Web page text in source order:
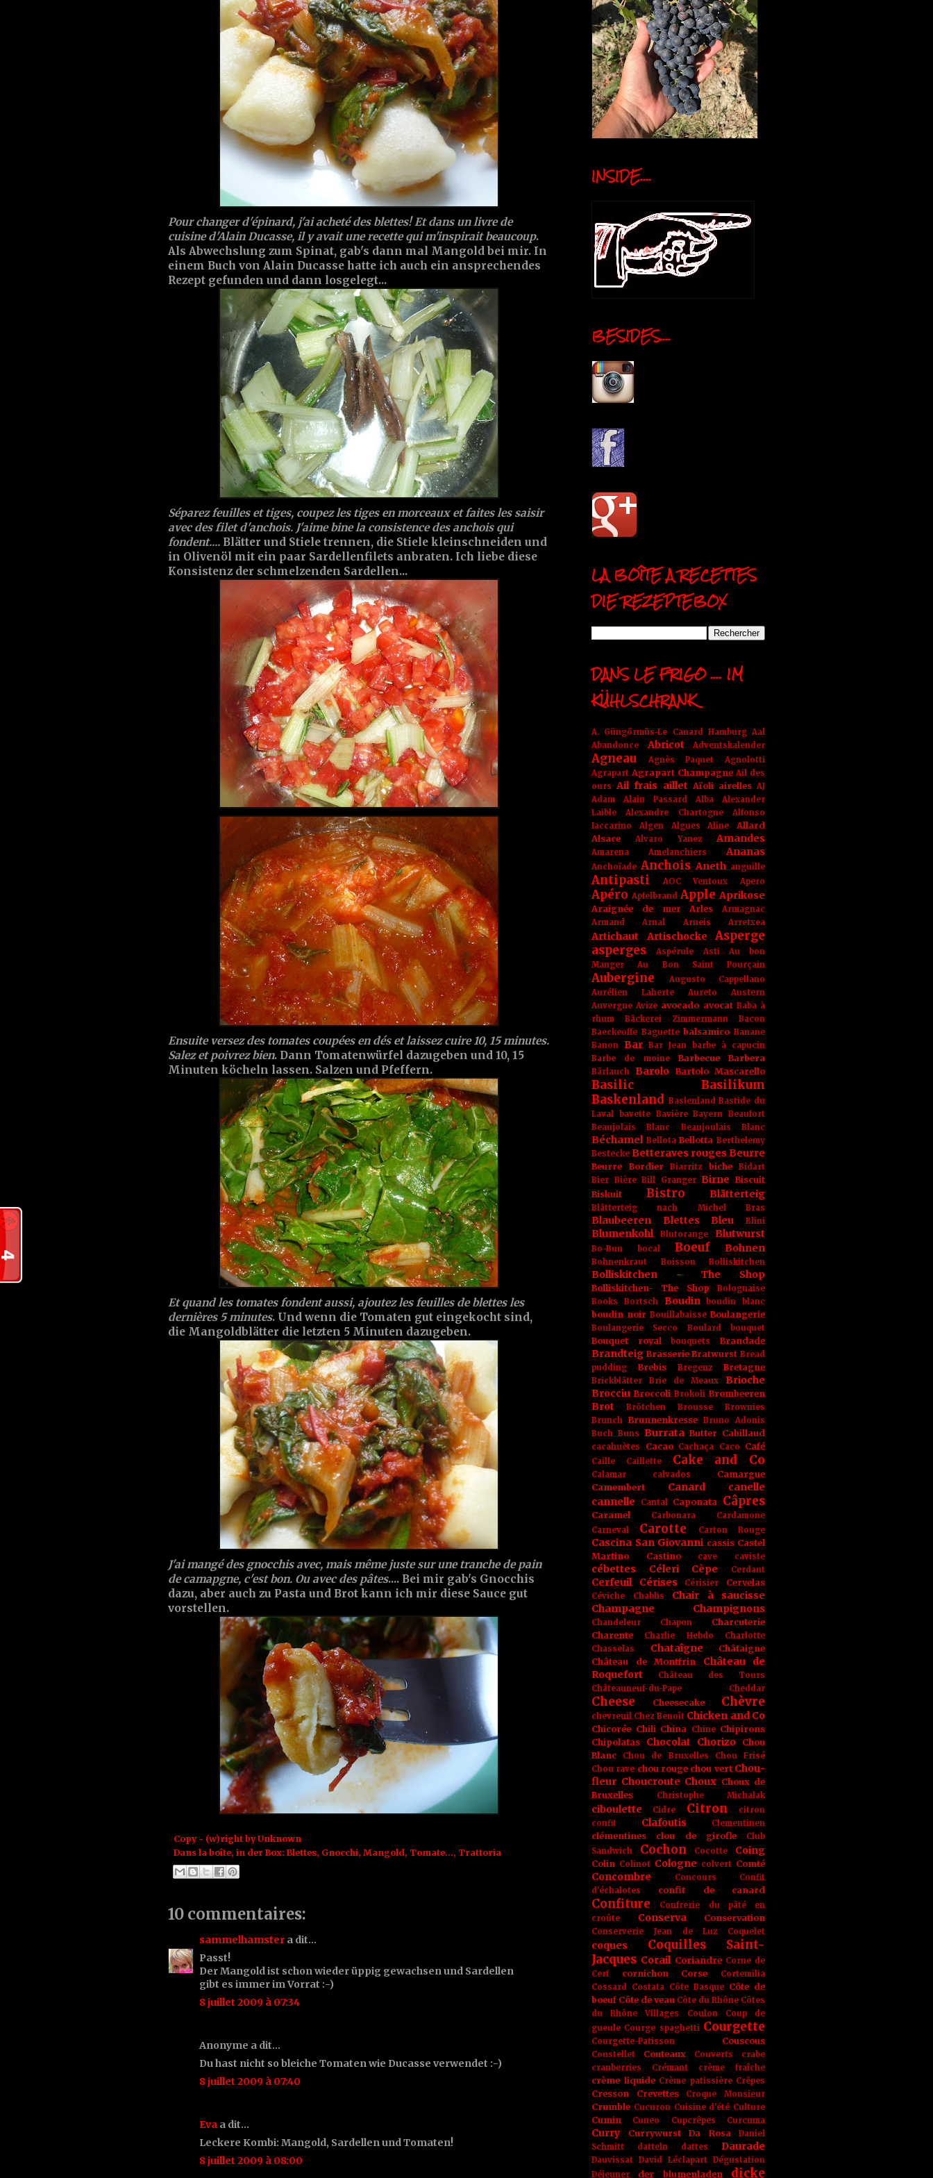
Pour changer d'épinard, j'ai acheté des blettes! Et dans un livre de
cuisine d'Alain Ducasse, il y avait une recette qui m'inspirait beaucoup.
Als Abwechslung zum Spinat, gab's dann mal Mangold bei mir. In
einem Buch von Alain Ducasse hatte ich auch ein ansprechendes
Rezept gefunden und dann losgelegt...
Séparez feuilles et tiges, coupez les tiges en morceaux et faites les saisir
avec des filet d'anchois. J'aime bine la consistence des anchois qui
fondent.... Blätter und Stiele trennen, die Stiele kleinschneiden und
in Olivenöl mit ein paar Sardellenfilets anbraten. Ich liebe diese
Konsistenz der schmelzenden Sardellen...
Ensuite versez des tomates coupées en dés et laissez cuire 10, 15 minutes.
Salez et poivrez bien. Dann Tomatenwürfel dazugeben und 10, 15
Minuten köcheln lassen. Salzen und Pfeffern.
Et quand les tomates fondent aussi, ajoutez les feuilles de blettes les
dernières 5 minutes. Und wenn die Tomaten gut eingekocht sind,
die Mangoldblätter die letzten 5 Minuten dazugeben.
J'ai mangé des gnocchis avec, mais même juste sur une tranche de pain
de camapgne, c'est bon. Ou avec des pâtes.... Bei mir gab's Gnocchis
dazu, aber auch zu Pasta und Brot kann ich mir diese Sauce gut
vorstellen.
Copy - (w)right byUnknown
Dans la boîte, in der Box: Blettes, Gnocchi, Mangold, Tomate..., Trattoria
10 commentaires:
sammelhamster a dit…
Passt!
Der Mangold ist schon wieder üppig gewachsen und Sardellen
gibt es immer im Vorrat :-)
8 juillet 2009 à 07:34
Anonyme a dit…
Du hast nicht so bleiche Tomaten wie Ducasse verwendet :-)
8 juillet 2009 à 07:40
Eva a dit…
Leckere Kombi: Mangold, Sardellen und Tomaten!
8 juillet 2009 à 08:00
INSIDE....
BESIDES....
LA BOÎTE A RECETTES
DIE REZEPTEBOX
DANS LE FRIGO .... IM
KÜHLSCHRANK
A. Güngörmüs-Le Canard Hamburg Aal
Abandonce
Abricot Adventskalender
Agneau Agnès Paquet
Agnolotti
Agrapart Agrapart Champagne Ail des
ours Ail frais aillet Aïoli airelles AJ
Adam
Alain Passard Alba
Alexander
Laible
Alexandre Chartogne
Alfonso
Iaccarino
Algen Algues Aline
Allard
Alsace
Alvaro Yanez Amandes
Amarena Amelanchiers Ananas
Anchoïade Anchois Aneth anguille
Antipasti AOC Ventoux Apero
Apéro Apfelbrand Apple Aprikose
Araignée de mer Arles
Armagnac
Armand Arnal
Arneis Arretxea
Artichaut Artischocke
Asperge
asperges
Aspérule Asti
Au bon
Manger
Au Bon Saint Pourçain
Aubergine
Augusto Cappellano
Aurélien Laherte
Aureto
Austern
Auvergne Avize avocado avocat Baba à
rhum
Bäckerei Zimmermann
Bacon
Baeckeoffe Baguette balsamico Banane
Banon Bar Bar Jean
barbe à capucin
Barbe de moine
Barbecue Barbera
Bärlauch Barolo Bartolo Mascarello
Basilic
Basilikum
Baskenland Baslenland Bastide du
Laval
bavette Bavière Bayern Beaufort
Beaujolais Blanc
Beaujoulais Blanc
Béchamel Bellota Bellotta Berthelemy
Bestecke Betteraves rouges Beurre
Beurre Bordier Biarritz biche
Bidart
Bier Bière Bill Granger Birne
Biscuit
Biskuit
Bistro Blätterteig
Blätterteig nach Michel Bras
Blaubeeren Blettes Bleu Blini
Blumenkohl Blutorange Blutwurst
Bo-Bun bocal Boeuf Bohnen
Bohnenkraut Boisson Bolliskitchen
Bolliskitchen - The Shop
Bolliskitchen- The Shop
Bolognaise
Books
Bortsch Boudin boudin blanc
boudin noir Bouillabaisse Boulangerie
Boulangerie Secco Boulard bouquet
Bouquet royal bouquets Brandade
Brandteig Brasserie Bratwurst Bread
pudding
Brebis Bregenz Bretagne
Brickblätter Brie de Meaux
Brioche
Brocciu Broccoli Brokoli Brombeeren
Brot Brötchen Brousse
Brownies
Brunch Brunnenkresse Bruno Adonis
Buch Buns Burrata Butter Cabillaud
cacahuètes Cacao Cachaça Caco Café
Caille Caillette Cake and Co
Calamar calvados
Camargue
Camembert
Canard
canelle
cannelle
Cantal Caponata Câpres
Caramel Carbonara
Cardamone
Carneval
Carotte Carton Rouge
Cascina San Giovanni cassis Castel
Martino
Castino cave caviste
cébettes Céleri Cèpe Cerdant
Cerfeuil Cérises Cérisier Cervelas
Céviche Chablis
Chair à saucisse
Champagne
Champignons
Chandeleur Chapon
Charcuterie
Charente
Charlie Hebdo
Charlotte
Chasselas
Chataîgne
Châtaigne
Château de Montfrin
Château de
Roquefort
Château des Tours
Châteauneuf-du-Pape
Cheddar
Cheese Cheesecake Chèvre
chevreuil Chez Benoît Chicken and Co
Chicorée Chili China Chine Chipirons
Chipolatas
Chocolat Chorizo
Chou
Blanc
Chou de Bruxelles
Chou Frisé
Chou rave chou rouge chou vert Chou-
fleur Choucroute Choux Choux de
Bruxelles
Christophe Michalak
ciboulette Cidre Citron
citron
confit
Clafoutis Clementinen
clémentines clou de girofle
Club
Sandwich
Cochon Cocotte Coing
Colin Colinot Cologne colvert Comté
Concombre Concours
Confit
d'échalotes
confit de canard
Confiture
Confrerie du pâté en
croûte
Conserva Conservation
Conserverie Jean de Luz Coquelet
coques
Coquilles Saint-
Jacques Corail Coriandre Corne de
Cerf
cornichon Corse
Cortemilia
Cossard Costata Côte Basque Côte de
boeuf Côte de veau Côte du Rhône Côtes
du Rhône Villages
Coulon
Coup de
gueule Courge spaghetti Courgette
Courgette-Patisson Couscous
Coustellet Couteaux Couverts
crabe
cranberries
Crémant crème fraîche
crème liquide Crème patissière Crêpes
Cresson Crevettes Croque Monsieur
Crumble Cucuron Cuisine d'été Culture
Cumin Cuneo Cupcrêpes Curcuma
Curry Currywurst Da Rosa
Daniel
Schmitt
datteln dattes Daurade
Dauvissat David Léclapart Dégustation
Déjeuner
der blumenladen dicke